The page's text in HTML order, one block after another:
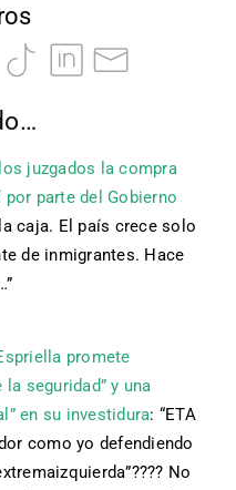
juzgados la compra
parte del Gobierno
caja. El país crece solo
de inmigrantes. Hace
”
promete
seguridad” y una
en su investidura: “ETA
como yo defendiendo
No